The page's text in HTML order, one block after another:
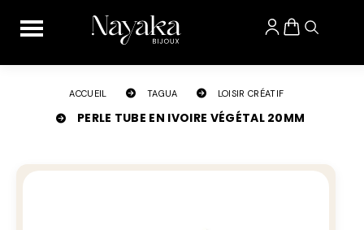
ACCUEIL TAGUA LOISIR CRÉATIF
PERLE TUBE EN IVOIRE VÉGÉTAL 20MM